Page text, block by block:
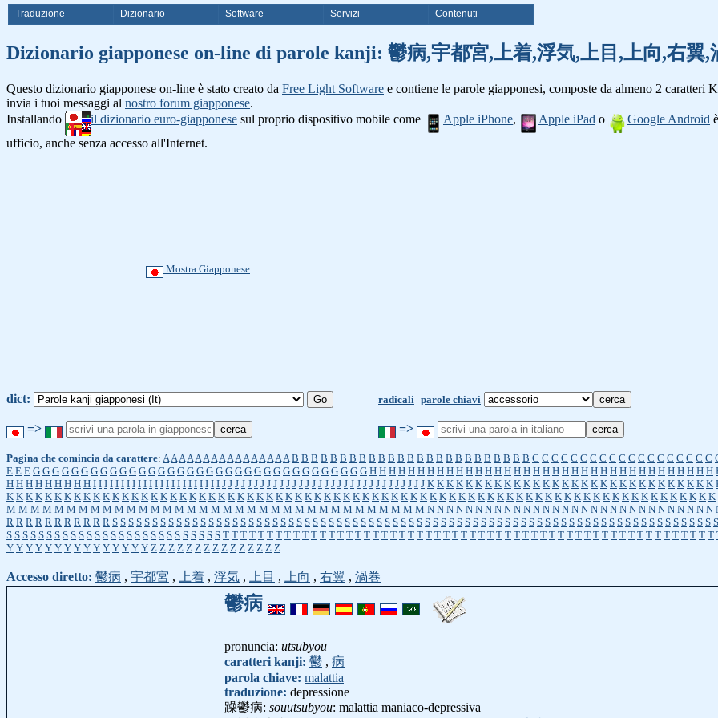
Traduzione Dizionario Software Servizi Contenuti
Dizionario giapponese on-line di parole kanji: 鬱病,宇都宮,上着,浮気,上目,上向,右翼,
Questo dizionario giapponese on-line è stato creato da Free Light Software e contiene le parole giapponesi, composte da almeno 2 caratteri
invia i tuoi messaggi al nostro forum giapponese.
Installando
il dizionario euro-giapponese sul proprio dispositivo mobile come Apple iPhone, Apple iPad o Google Android
ufficio, anche senza accesso all'Internet.
Mostra Giapponese
dict: radicali parole chiavi
=> =>
Pagina che comincia da carattere: A A A A A A A A A A A A A A A A B B B B B B B B B B B B B B B B B B B B B B B B B C C C C C C C C C C C C C C C C C C C
E E E G G G G G G G G G G G G G G G G G G G G G G G G G G G G G G G G G G G H H H H H H H H H H H H H H H H H H H H H H H H H H H H H H H H H H H H
H H H H H H H H H I I I I I I I I I I I I I I I I I I I I I I I J J J J J J J J J J J J J J J J J J J J J J J J J J J J J J J J K K K K K K K K K K K K K K K K K K K K K K K K K K K K K K
K K K K K K K K K K K K K K K K K K K K K K K K K K K K K K K K K K K K K K K K K K K K K K K K K K K K K K K K K K K K K K K K K K K K K K K K K K
M M M M M M M M M M M M M M M M M M M M M M M M M M M M M M M M M M M N N N N N N N N N N N N N N N N N N N N N N N N N N N N N N
R R R R R R R R R R R S S S S S S S S S S S S S S S S S S S S S S S S S S S S S S S S S S S S S S S S S S S S S S S S S S S S S S S S S S S S S S S S S S S S S S S S S S S S
S S S S S S S S S S S S S S S S S S S S S S S S S S S T T T T T T T T T T T T T T T T T T T T T T T T T T T T T T T T T T T T T T T T T T T T T T T T T T T T T T T T
Y Y Y Y Y Y Y Y Y Y Y Y Y Y Y Z Z Z Z Z Z Z Z Z Z Z Z Z Z Z
Accesso diretto: 鬱病 , 宇都宮 , 上着 , 浮気 , 上目 , 上向 , 右翼 , 渦巻
鬱病
pronuncia: utsubyou
caratteri kanji: 鬱 , 病
parola chiave: malattia
traduzione: depressione
躁鬱病: souutsubyou: malattia maniaco-depressiva